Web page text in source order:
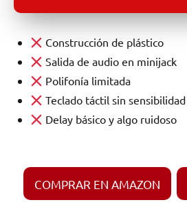
Construcción de plástico
Salida de audio en minijack
Polifonía limitada
Teclado táctil sin sensibilidad
Delay básico y algo ruidoso
COMPRAR EN AMAZON